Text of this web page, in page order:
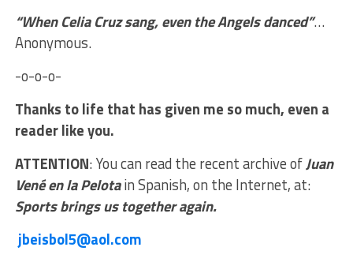
“When Celia Cruz sang, even the Angels danced”…
Anonymous.
-o-o-o-
Thanks to life that has given me so much, even a
reader like you.
ATTENTION: You can read the recent archive ofJuan
Vené en la Pelotain Spanish, on the Internet, at:
Sports brings us together again.
jbeisbol5@aol.com